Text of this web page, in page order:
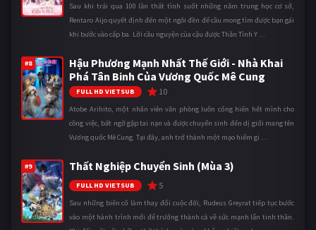
Sau khi trải qua 100 lần thất tình suốt những năm trung học cơ sở,
Rentaro Aijo quyết định đến một ngôi đền để cầu mong tìm được bạn gái
khi bước vào cấp ba. Lời cầu nguyện của cậu được Thần Tình Y ...
#8
Hậu Phương Mạnh Nhất Thế Giới - Nhà Khai
Phá Tân Binh Của Vương Quốc Mê Cung
FULL HD VIETSUB 10
Atobe Arihito, một nhân viên văn phòng luôn cống hiến hết mình cho
công việc, bất ngờ gặp tai nạn và được chuyển sinh đến dị giới mang tên
Vương quốc Mê Cung. Tại đây, anh trở thành một mạo hiểm gi ...
#9 Thất Nghiệp Chuyển Sinh (Mùa 3)
FULL HD VIETSUB 5
Sau những biến cố làm thay đổi cuộc đời, Rudeus Greyrat tiếp tục bước
vào một hành trình mới để trưởng thành cả về sức mạnh lẫn tinh thần.